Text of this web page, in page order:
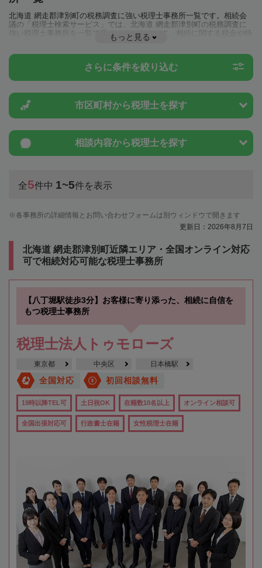
北海道 網走郡津別町の税務調査に強い税理士事務所一覧です。相続会
議の「税理士検索サービス」では、北海道 網走郡津別町の税務調査に
強い税理士事務所を一覧で見ることが出来ます。相続に関する税金や特
例制度のことは一度近隣の税理士に相談してみましょう。
もっと見る
さらに条件を絞り込む
市区町村から税理士を探す
相談内容から税理士を探す
全5件中 1~5件を表示
各事務所の詳細情報とお問い合わせフォームは別ウィンドウで開きます
更新日：2026年8月7日
北海道 網走郡津別町近隣エリア・全国オンライン対応
可で相続対応可能な税理士事務所
【八丁堀駅徒歩3分】お客様に寄り添った、相続に自信を
もつ税理士事務所
税理士法人トゥモローズ
東京都 中央区 日本橋駅
全国対応 初回相談無料
19時以降TEL可 土日祝OK 在籍数10名以上 オンライン相談可
全国出張対応可 行政書士在籍 女性税理士在籍